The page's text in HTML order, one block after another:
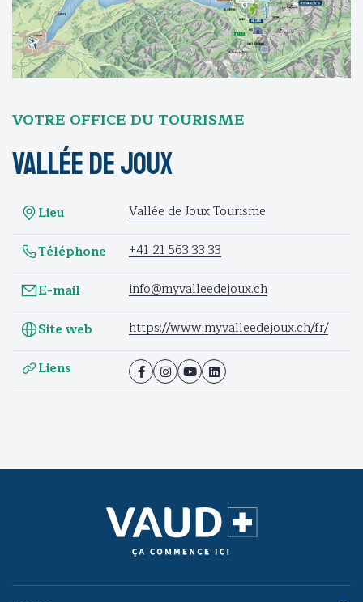
VOTRE OFFICE DU TOURISME
Vallée de Joux
Lieu
Vallée de Joux Tourisme
Téléphone
+41 21 563 33 33
E-mail
info@myvalleedejoux.ch
Site web
https://www.myvalleedejoux.ch/fr/
Liens